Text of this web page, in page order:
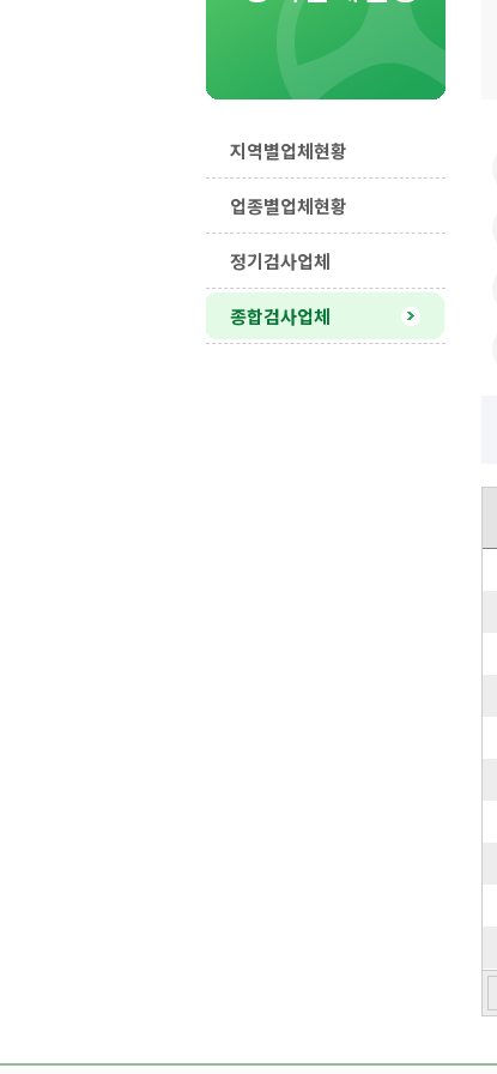
지역별업체현황
업종별업체현황
정기검사업체
종합검사업체